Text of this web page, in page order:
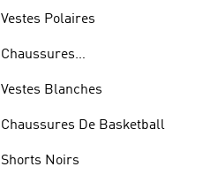
Vestes Polaires
Chaussures
Vestes Blanches
Chaussures De Basketball
Shorts Noirs